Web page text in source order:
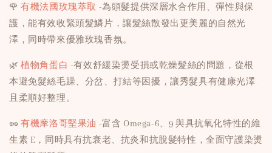
🌹有機法國玫瑰萃取 -為頭髮提供深層水合作用、彈性與保
護，能有效收緊頭髮鱗片，讓髮絲散發出更美麗的自然光
澤，同時帶來優雅玫瑰香氛。
🌿 植物角蛋白 -有效舒緩染燙受損或乾燥髮絲的問題，從根
本避免髮絲毛躁、分岔、打結等困擾，讓秀髮具有健康光澤
且柔順好整理。
🥜有機摩洛哥堅果油 -富含 Omega-6、9 與具抗氧化特性的維
生素 E，同時具有抗衰老、抗炎和抗脫髮特性，全面守護染燙